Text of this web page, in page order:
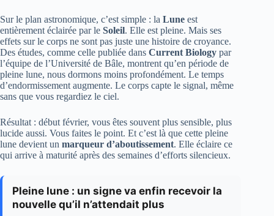
Sur le plan astronomique, c’est simple : la Lune est
entièrement éclairée par le Soleil. Elle est pleine. Mais ses
effets sur le corps ne sont pas juste une histoire de croyance.
Des études, comme celle publiée dans Current Biology par
l’équipe de l’Université de Bâle, montrent qu’en période de
pleine lune, nous dormons moins profondément. Le temps
d’endormissement augmente. Le corps capte le signal, même
sans que vous regardiez le ciel.
Résultat : début février, vous êtes souvent plus sensible, plus
lucide aussi. Vous faites le point. Et c’est là que cette pleine
lune devient un marqueur d’aboutissement. Elle éclaire ce
qui arrive à maturité après des semaines d’efforts silencieux.
Pleine lune : un signe va enfin recevoir la
nouvelle qu’il n’attendait plus